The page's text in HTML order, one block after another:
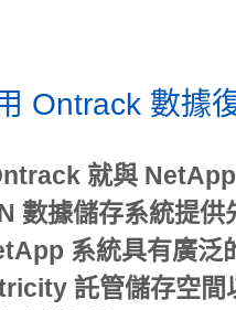
Ontrack 數據
就與
數據儲存系統提供
系統具有廣泛
託管儲存空